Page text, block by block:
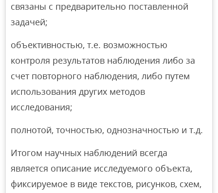
связаны с предварительно поставленной
задачей;
объективностью, т.е. возможностью
контроля результатов наблюдения либо за
счет повторного наблюдения, либо путем
использования других методов
исследования;
полнотой, точностью, однозначностью и т.д.
Итогом научных наблюдений всегда
является описание исследуемого объекта,
фиксируемое в виде текстов, рисунков, схем,